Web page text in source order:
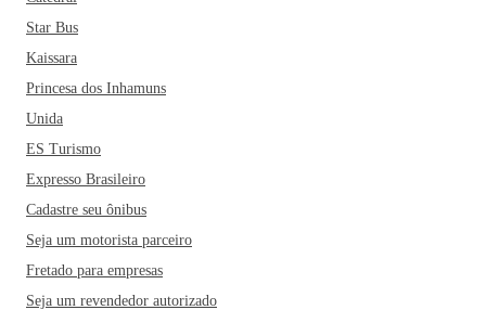
Star Bus
Kaissara
Princesa dos Inhamuns
Unida
ES Turismo
Expresso Brasileiro
Cadastre seu ônibus
Seja um motorista parceiro
Fretado para empresas
Seja um revendedor autorizado